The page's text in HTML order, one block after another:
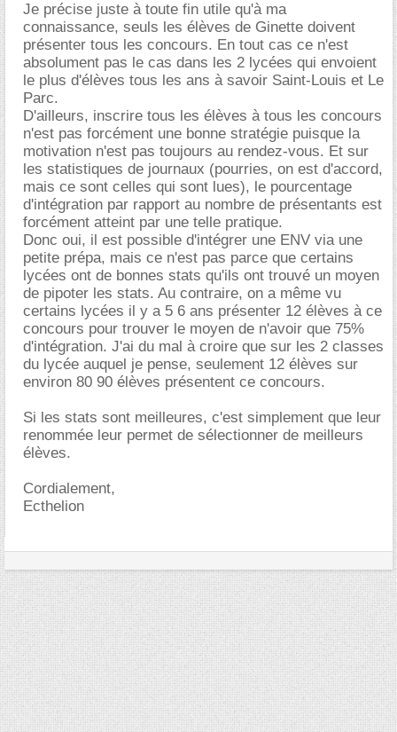
Je précise juste à toute fin utile qu'à ma
connaissance, seuls les élèves de Ginette doivent
présenter tous les concours. En tout cas ce n'est
absolument pas le cas dans les 2 lycées qui envoient
le plus d'élèves tous les ans à savoir Saint-Louis et Le
Parc.
D'ailleurs, inscrire tous les élèves à tous les concours
n'est pas forcément une bonne stratégie puisque la
motivation n'est pas toujours au rendez-vous. Et sur
les statistiques de journaux (pourries, on est d'accord,
mais ce sont celles qui sont lues), le pourcentage
d'intégration par rapport au nombre de présentants est
forcément atteint par une telle pratique.
Donc oui, il est possible d'intégrer une ENV via une
petite prépa, mais ce n'est pas parce que certains
lycées ont de bonnes stats qu'ils ont trouvé un moyen
de pipoter les stats. Au contraire, on a même vu
certains lycées il y a 5 6 ans présenter 12 élèves à ce
concours pour trouver le moyen de n'avoir que 75%
d'intégration. J'ai du mal à croire que sur les 2 classes
du lycée auquel je pense, seulement 12 élèves sur
environ 80 90 élèves présentent ce concours.
Si les stats sont meilleures, c'est simplement que leur
renommée leur permet de sélectionner de meilleurs
élèves.
Cordialement,
Ecthelion